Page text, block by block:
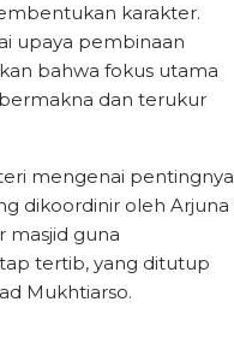
karakter.
upaya pembinaan
bahwa fokus utama
dan terukur
mengenai pentingnya
dikoordinir oleh Arjuna
masjid guna
tertib, yang ditutup
Mukhtiarso.